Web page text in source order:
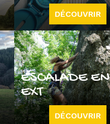
DÉCOUVRIR
ESCALADE EN
EXT
DÉCOUVRIR